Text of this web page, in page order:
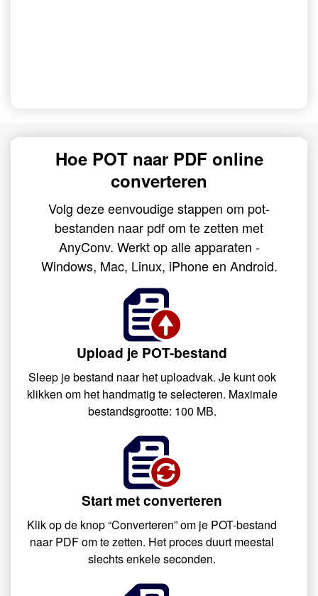
Hoe POT naar PDF online
converteren
Volg deze eenvoudige stappen om pot-
bestanden naar pdf om te zetten met
AnyConv. Werkt op alle apparaten -
Windows, Mac, Linux, iPhone en Android.
Upload je POT-bestand
Sleep je bestand naar het uploadvak. Je kunt ook
klikken om het handmatig te selecteren. Maximale
bestandsgrootte: 100 MB.
Start met converteren
Klik op de knop “Converteren” om je POT-bestand
naar PDF om te zetten. Het proces duurt meestal
slechts enkele seconden.